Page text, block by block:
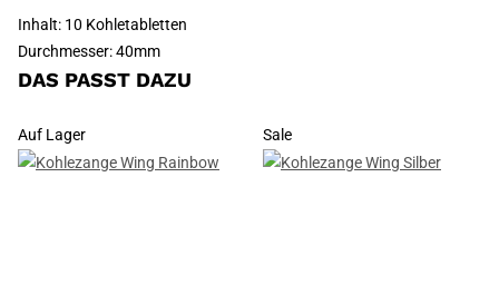
Inhalt: 10 Kohletabletten
Durchmesser: 40mm
DAS PASST DAZU
Auf Lager Sale